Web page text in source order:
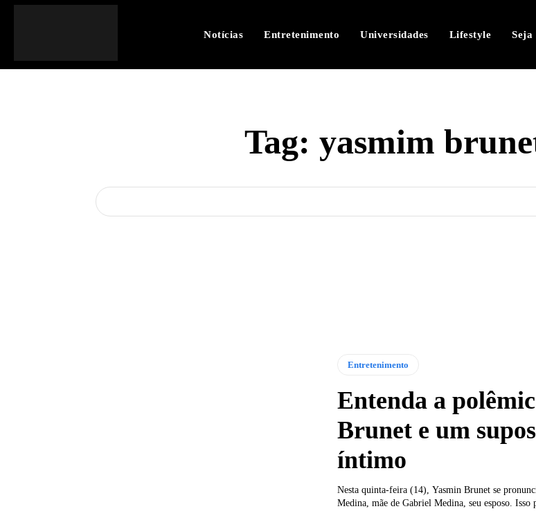
Notícias Entretenimento Universidades Lifestyle
Tag: yasmim
Entretenimento
Entenda a
Brunet e um
íntimo
Nesta quinta-feira (14), Yasmin Brunet se
Medina, mãe de Gabriel Medina, seu esposo. Isso